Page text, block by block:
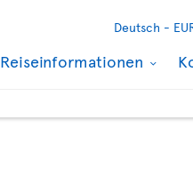
Deutsch -
Reiseinformationen